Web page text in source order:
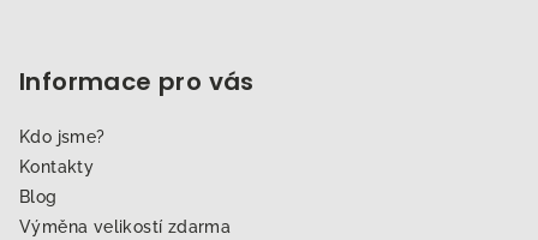
Informace pro vás
Kdo jsme?
Kontakty
Blog
Výměna velikostí zdarma